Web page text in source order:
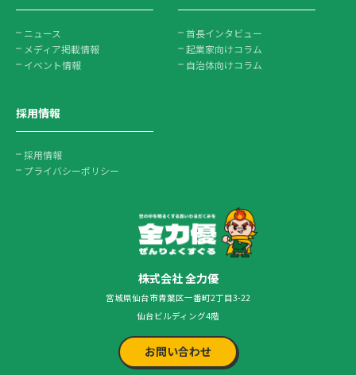
ニュース
メディア掲載情報
イベント情報
首長インタビュー
起業家向けコラム
自治体向けコラム
採用情報
採用情報
プライバシーポリシー
株式会社 全力優
宮城県仙台市青葉区一番町2丁目3-22
仙台ビルディング4階
お問い合わせ